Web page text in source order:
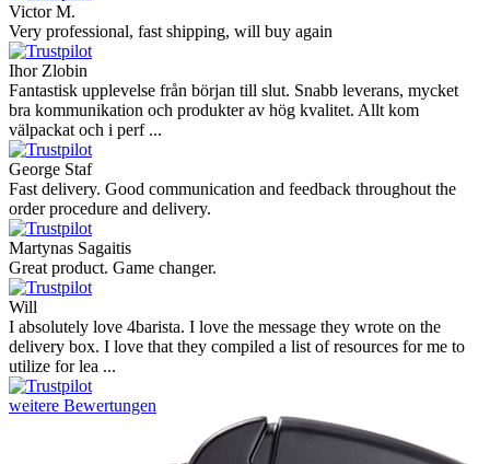
Danilo
Super schnelle Lieferung und tolles Produkt
Vaarg
Very nice - well done, will shop again for sure sometime in the
future!
Andrea Munari
Very good customer support and delivery.
Andreas
Very good experience shopping at 4Barista. I bought a ZP6 Special,
and the order was well packaged, which eliminated any worries
about potential damag ...
Victor M.
Very professional, fast shipping, will buy again
Ihor Zlobin
Fantastisk upplevelse från början till slut. Snabb leverans, mycket
bra kommunikation och produkter av hög kvalitet. Allt kom